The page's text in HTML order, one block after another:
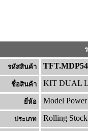
รหัสสินค้า
ชื่อสินค้า KIT DUAL
ยี่ห้อ Model Power
ประเภท Rolling Stock